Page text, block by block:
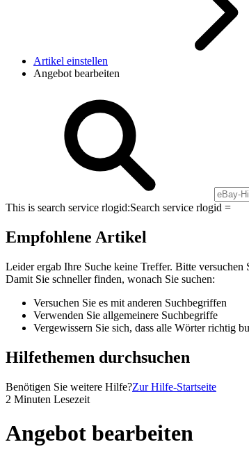
Artikel einstellen
Angebot bearbeiten
This is search service rlogid:Search service rlogid =
Empfohlene Artikel
Leider ergab Ihre Suche keine Treffer. Bitte versuchen
Damit Sie schneller finden, wonach Sie suchen:
Versuchen Sie es mit anderen Suchbegriffen
Verwenden Sie allgemeinere Suchbegriffe
Vergewissern Sie sich, dass alle Wörter richtig
Hilfethemen durchsuchen
Benötigen Sie weitere Hilfe?Zur Hilfe-Startseite
2 Minuten Lesezeit
Angebot bearbeiten